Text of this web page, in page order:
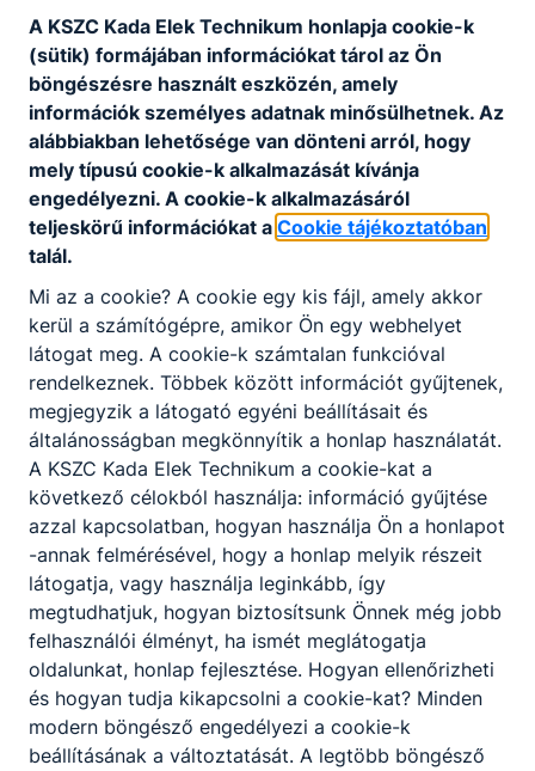
legjobb szakemberektől, vállalati
környezetben sajátíthatja el jövőbeni
szakmája alapjait. Mindemellett a duális
szakmai oktatásban részt vevőket legalább
100 ezer, legfeljebb 170 ezer forint összegű
munkabér illeti meg, ami önálló jövedelmet
jelent a diákok számára már a tanulmányok
alatt.
Miért jó ez a cégeknek?
A cégek számára a duális képzés hosszú távú
befektetés, mert így állandó kapcsolatban
lehetnek jól képzett pályakezdő
szakemberekkel, akikkel már tanulmányaik
során partneri együttműködés alakul ki. A
diákokat még jobb teljesítményre
ösztönözheti a tanulásban az, hogy
tanulmányaik végén, ha jól teljesítenek, egy
biztos munkahely várja őket.
Miben tér el ez a képzés a hagyományostól?
A KSZC Kada Elek Technikum honlapja cookie-k
(sütik) formájában információkat tárol az Ön
böngészésre használt eszközén, amely
információk személyes adatnak minősülhetnek. Az
alábbiakban lehetősége van dönteni arról, hogy
mely típusú cookie-k alkalmazását kívánja
engedélyezni. A cookie-k alkalmazásáról
teljeskörű információkat a Cookie tájékoztatóban
talál.
Mi az a cookie? A cookie egy kis fájl, amely akkor
kerül a számítógépre, amikor Ön egy webhelyet
látogat meg. A cookie-k számtalan funkcióval
rendelkeznek. Többek között információt gyűjtenek,
megjegyzik a látogató egyéni beállításait és
általánosságban megkönnyítik a honlap használatát.
A KSZC Kada Elek Technikum a cookie-kat a
következő célokból használja: információ gyűjtése
azzal kapcsolatban, hogyan használja Ön a honlapot
-annak felmérésével, hogy a honlap melyik részeit
látogatja, vagy használja leginkább, így
megtudhatjuk, hogyan biztosítsunk Önnek még jobb
felhasználói élményt, ha ismét meglátogatja
oldalunkat, honlap fejlesztése. Hogyan ellenőrizheti
és hogyan tudja kikapcsolni a cookie-kat? Minden
modern böngésző engedélyezi a cookie-k
beállításának a változtatását. A legtöbb böngésző